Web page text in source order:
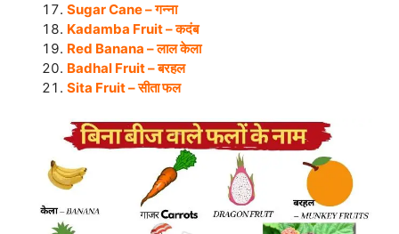
Sugar Cane – गन्ना
Kadamba Fruit – कदंब
Red Banana – लाल केला
Badhal Fruit – बरहल
Sita Fruit – सीता फल